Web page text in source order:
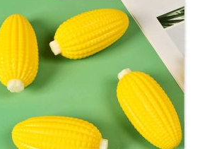
۴۰,۰۰۰ تومان